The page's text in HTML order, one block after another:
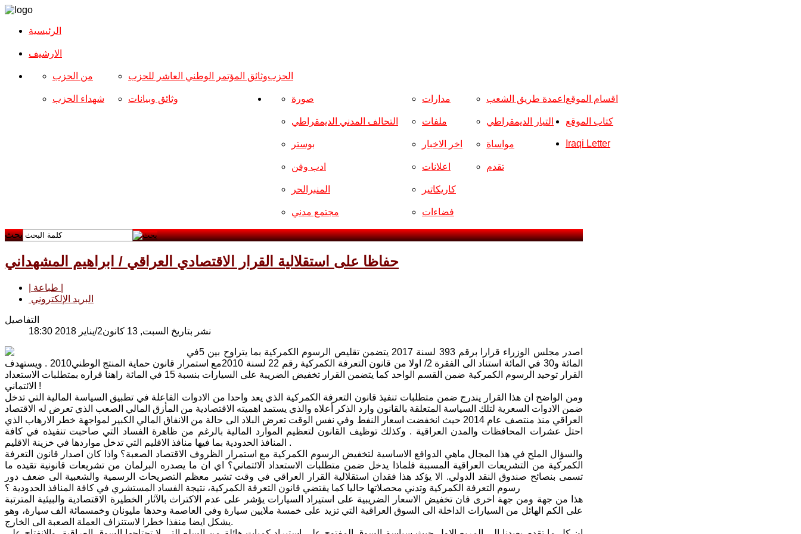
الرئيسية
الارشیف
الحزب من الحزب
شهداء الحزب
وثائق المؤتمر الوطني العاشر للحزب
وثائق وبيانات اقسام الموقع صورة
التحالف المدني الديمقراطي
بوستر
ادب وفن
المنبرالحر
مجتمع مدني
مدارات
ملفات
اخر الاخبار
اعلانات
كاريكاتير
فضاءات
اعمدة طريق الشعب
التيار الديمقراطي
مواساة
تقدم
كتاب الموقع
Iraqi Letter
بحث
حفاظا على استقلالية القرار الاقتصادي العراقي / ابراهيم المشهداني
البريد الإلكتروني
التفاصيل
نشر بتاريخ السبت, 13 كانون2/يناير 2018 18:30
اصدر مجلس الوزراء قرارا برقم 393 لسنة 2017 يتضمن تقليص الرسوم الكمركية بما يتراوح بين 5في
المائة و30 في المائة استناد الى الفقرة 2/ اولا من قانون التعرفة الكمركية رقم 22 لسنة 2010مع استمرار قانون حماية المنتج الوطني2010 . ويستهدف
القرار توحيد الرسوم الكمركية ضمن القسم الواحد كما يتضمن القرار تخفيض الضريبة على السيارات بنسبة 15 في المائة راهنا قراره بمتطلبات الاستعداد
الائتماني !
ومن الواضح ان هذا القرار يندرج ضمن متطلبات تنفيذ قانون التعرفة الكمركية الذي يعد واحدا من الادوات الفاعلة في تطبيق السياسة المالية التي تدخل
ضمن الادوات السعرية لتلك السياسة المتعلقة بالقانون وارد الذكر أعلاه والذي يستمد اهميته الاقتصادية من المأزق المالي الصعب الذي تعرض له الاقتصاد
العراقي منذ منتصف عام 2014 حيث انخفضت اسعار النفط وفي نفس الوقت تعرض البلاد الى حالة من الانفاق المالي الكبير لمواجهة خطر الارهاب الذي
احتل عشرات المحافظات والمدن العراقية . وكذلك توظيف القانون لتعظيم الموارد المالية بالرغم من ظاهرة الفساد التي صاحبت تنفيذه في كافة
المنافذ الحدودية بما فيها منافذ الاقليم التي تدخل مواردها في خزينة الاقليم .
والسؤال الملح في هذا المجال ماهي الدوافع الاساسية لتخفيض الرسوم الكمركية مع استمرار الظروف الاقتصاد الصعبة؟ واذا كان اصدار قانون التعرفة
الكمركية من التشريعات العراقية المسببة فلماذا يدخل ضمن متطلبات الاستعداد الائتماني؟ اي ان ما يصدره البرلمان من تشريعات قانونية تقيده ما
تسمى بنصائح صندوق النقد الدولي. الا يؤكد هذا فقدان استقلالية القرار العراقي في وقت تشير معظم التصريحات الرسمية والشعبية الى ضعف دور
رسوم التعرفة الكمركية وتدني محصلاتها حاليا كما يقتضي قانون التعرفة الكمركية، نتيجة الفساد المستشري في كافة المنافذ الحدودية ؟
هذا من جهة ومن جهة اخرى فان تخفيض الاسعار الضريبية على استيراد السيارات يؤشر على عدم الاكتراث بالآثار الخطيرة الاقتصادية والبيئية المترتبة
على الكم الهائل من السيارات الداخلة الى السوق العراقية التي تزيد على خمسة ملايين سيارة وفي العاصمة وحدها مليونان وخمسمائة الف سيارة، وهو
يشكل ايضا منفذا خطرا لاستنزاف العملة الصعبة الى الخارج.